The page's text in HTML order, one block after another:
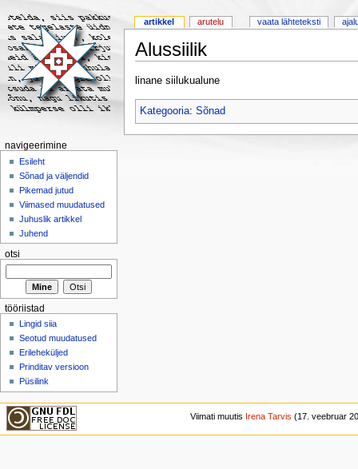
Alussiilik
linane siilukualune
Kategooria: Sõnad
artikkel arutelu vaata lähteteksti
navigeerimine
Esileht
Sõnad ja väljendid
Pikemad jutud
Viimased muudatused
Juhuslik artikkel
Juhend
otsi
tööriistad
Lingid siia
Seotud muudatused
Erileheküljed
Prinditav versioon
Püsilink
Viimati muutis Irena Tarvis (17. veebruar